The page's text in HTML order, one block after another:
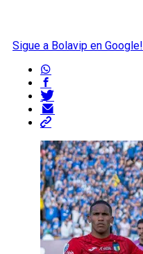
Sigue a Bolavip en Google!